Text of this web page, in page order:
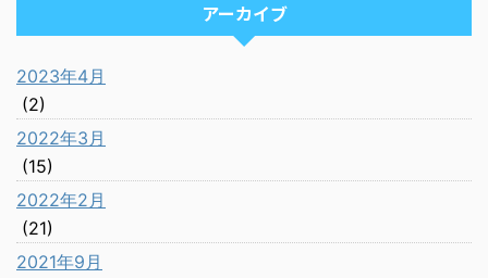
アーカイブ
2023年4月
(2)
2022年3月
(15)
2022年2月
(21)
2021年9月